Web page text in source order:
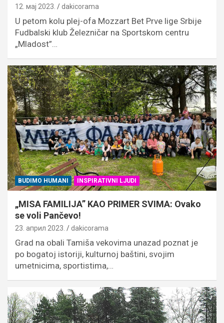
12. мај 2023. dakicorama
U petom kolu plej-ofa Mozzart Bet Prve lige Srbije
Fudbalski klub Železničar na Sportskom centru
„Mladost”…
BUDIMO HUMANI INSPIRATIVNI LJUDI
„MISA FAMILIJA” KAO PRIMER SVIMA: Ovako
se voli Pančevo!
23. април 2023. dakicorama
Grad na obali Tamiša vekovima unazad poznat je
po bogatoj istoriji, kulturnoj baštini, svojim
umetnicima, sportistima,…